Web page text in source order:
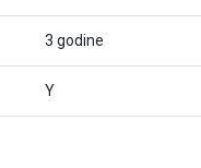
3 godine
Y